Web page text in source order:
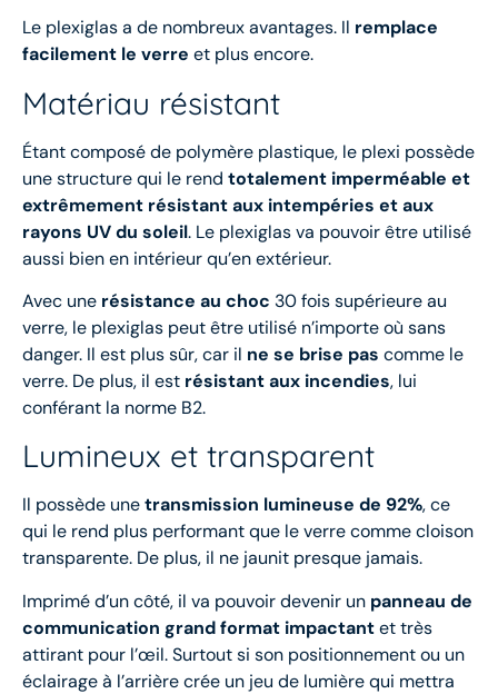
Le plexiglas a de nombreux avantages. Il remplace
facilement le verre et plus encore.
Matériau résistant
Étant composé de polymère plastique, le plexi possède
une structure qui le rend totalement imperméable et
extrêmement résistant aux intempéries et aux
rayons UV du soleil. Le plexiglas va pouvoir être utilisé
aussi bien en intérieur qu’en extérieur.
Avec une résistance au choc 30 fois supérieure au
verre, le plexiglas peut être utilisé n’importe où sans
danger. Il est plus sûr, car il ne se brise pas comme le
verre. De plus, il est résistant aux incendies, lui
conférant la norme B2.
Lumineux et transparent
Il possède unetransmission lumineuse de 92%, ce
qui le rend plus performant que le verre comme cloison
transparente. De plus, il ne jaunit presque jamais.
Imprimé d’un côté, il va pouvoir devenir un panneau de
communication grand format impactantet très
attirant pour l’œil. Surtout si son positionnement ou un
éclairage à l’arrière crée un jeu de lumière qui mettra